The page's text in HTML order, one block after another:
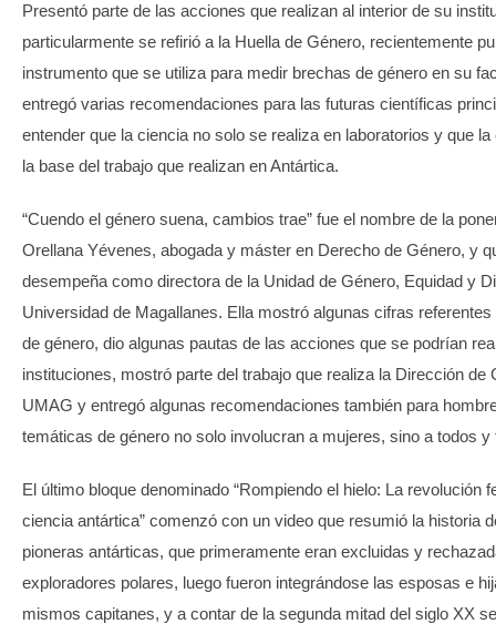
Presentó parte de las acciones que realizan al interior de su
particularmente se refirió a la Huella de Género, recientemente
instrumento que se utiliza para medir brechas de género en su
entregó varias recomendaciones para las futuras científicas
entender que la ciencia no solo se realiza en laboratorios y que
la base del trabajo que realizan en Antártica.
“Cuendo el género suena, cambios trae” fue el nombre de la
Orellana Yévenes, abogada y máster en Derecho de Género, y
desempeña como directora de la Unidad de Género, Equidad y
Universidad de Magallanes. Ella mostró algunas cifras
de género, dio algunas pautas de las acciones que se podrían
instituciones, mostró parte del trabajo que realiza la Dirección de
UMAG y entregó algunas recomendaciones también para
temáticas de género no solo involucran a mujeres, sino a todos
El último bloque denominado “Rompiendo el hielo: La revolución
ciencia antártica” comenzó con un video que resumió la historia
pioneras antárticas, que primeramente eran excluidas y
exploradores polares, luego fueron integrándose las esposas e
mismos capitanes, y a contar de la segunda mitad del siglo XX